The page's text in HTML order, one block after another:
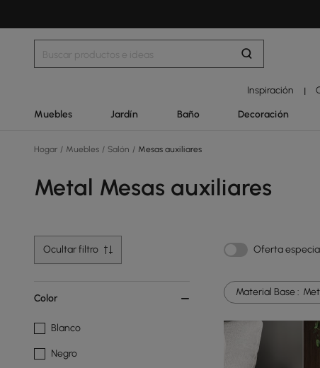
Inspiración |
Muebles Jardín Baño Decoración
Hogar / Muebles / Salón / Mesas auxiliares
Metal Mesas auxiliares
Ocultar filtro Oferta
Color
Blanco
Negro
Material Base :